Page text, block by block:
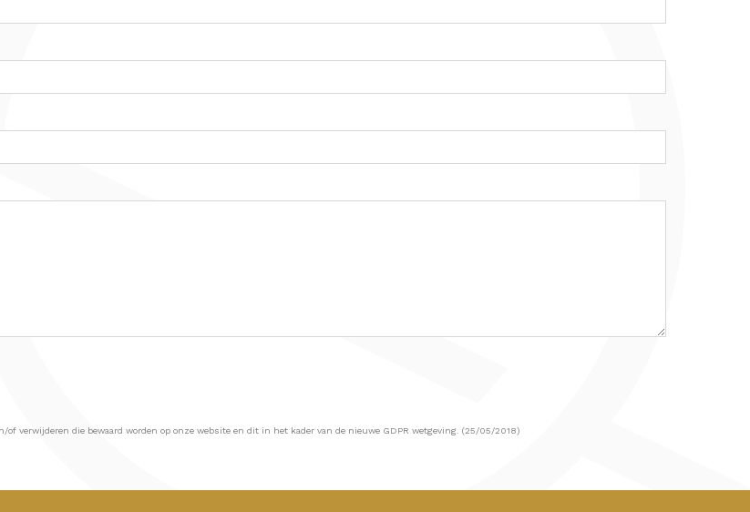
of verwijderen die bewaard worden op onze website en dit in het kader van de nieuwe GDPR wetgeving. (25/05/2018)